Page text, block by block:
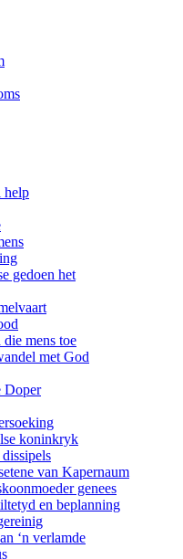
help
gedoen het
mens toe
met God
Doper
koninkryk
van Kapernaum
genees
en beplanning
‘n verlamde